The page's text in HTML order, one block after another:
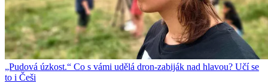
„Pudová úzkost.“ Co s vámi udělá dron-zabiják nad hlavou? Učí se
to i Češi